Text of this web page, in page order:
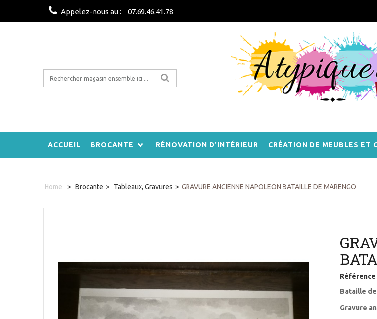
Appelez-nous au : 07.69.46.41.78
ACCUEIL BROCANTE RÉNOVATION D'INTÉRIEUR CRÉATION DE MEUBLES ET
Home > Brocante > Tableaux, Gravures > GRAVURE ANCIENNE NAPOLEON BATAILLE DE MARENGO
Référence
Bataille de
Gravure